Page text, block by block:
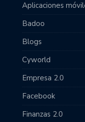
Aplicaciones
Badoo
Blogs
Cyworld
Empresa 2.0
Facebook
Finanzas 2.0